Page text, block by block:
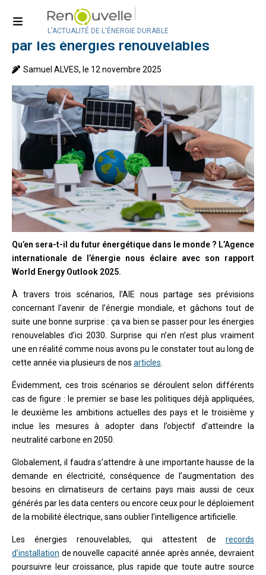
L'ACTUALITÉ DE L'ÉNERGIE DURABLE
2030 : pétrole et charbon dépassés
par les énergies renouvelables
Samuel ALVES, le 12 novembre 2025
Qu’en sera-t-il du futur énergétique dans le monde ? L’Agence
internationale de l’énergie nous éclaire avec son rapport
World Energy Outlook 2025.
À travers trois scénarios, l’AIE nous partage ses prévisions
concernant l’avenir de l’énergie mondiale, et gâchons tout de
suite une bonne surprise : ça va bien se passer pour les énergies
renouvelables d’ici 2030. Surprise qui n’en n’est plus vraiment
une en réalité comme nous avons pu le constater tout au long de
cette année via plusieurs de nos articles
Évidemment, ces trois scénarios se déroulent selon différents
cas de figure : le premier se base les politiques déjà appliquées,
le deuxième les ambitions actuelles des pays et le troisième y
inclue les mesures à adopter dans l’objectif d’atteindre la
neutralité carbone en 2050.
Globalement, il faudra s’attendre à une importante hausse de la
demande en électricité, conséquence de l’augmentation des
besoins en climatiseurs de certains pays mais aussi de ceux
générés par les data centers ou encore ceux pour le déploiement
de la mobilité électrique, sans oublier l’intelligence artificielle.
Les énergies renouvelables, qui attestent de records
d’installation de nouvelle capacité année après année, devraient
poursuivre leur croissance, plus rapide que toute autre source